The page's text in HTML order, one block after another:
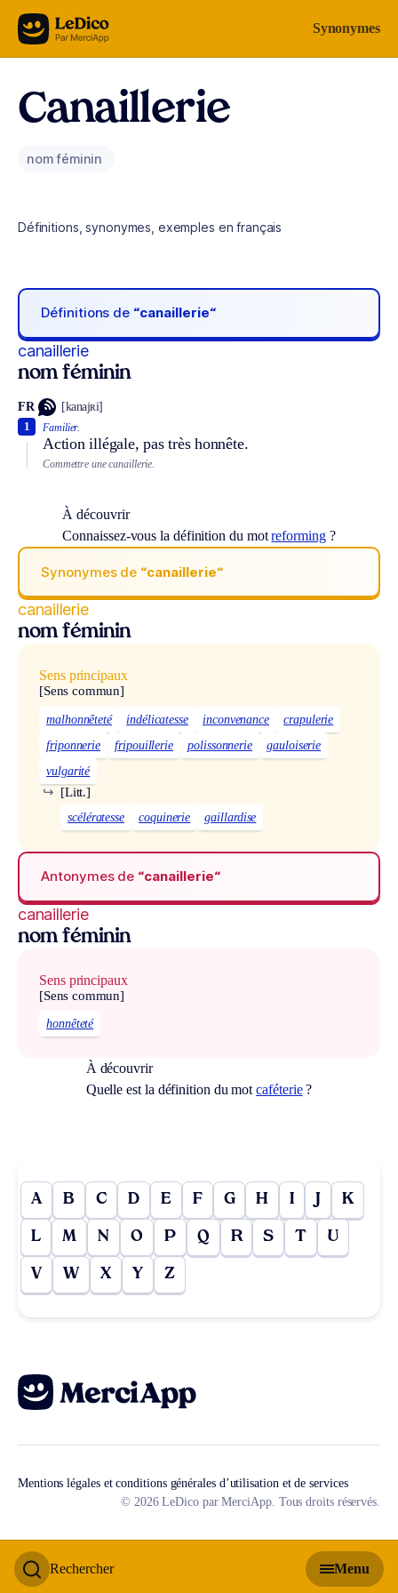
Aller au contenu Synonymes
Rechercher Menu
Canaillerie
nom féminin
Définitions, synonymes, exemples en français
Définitions de “canaillerie“
canaillerie
nom féminin
FR [kanajʀi]
Familier.
Action illégale, pas très honnête.
1
Commettre une canaillerie.
À découvrir
Connaissez-vous la définition du motreforming?
Synonymes de “canaillerie“
canaillerie
nom féminin
Sens principaux
[Sens commun]
malhonnêteté indélicatesse inconvenance
crapulerie
friponnerie
fripouillerie polissonnerie
gauloiserie
vulgarité
[Litt.]
↪
scélératesse coquinerie gaillardise
Antonymes de “canaillerie“
canaillerie
nom féminin
Sens principaux
[Sens commun]
honnêteté
À découvrir
Quelle est la définition du motcaféterie?
A B C D E F G H I J K
L M N O P Q R S T U
V W X Y Z
Mentions légales et conditions générales d’utilisation et de services
© 2026 LeDico par MerciApp. Tous droits réservés.